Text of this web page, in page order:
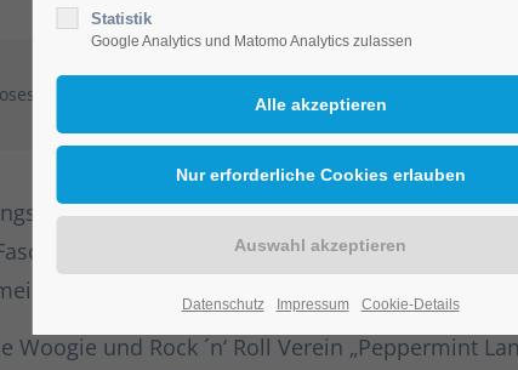
im Mehrzweckraum die Fetzen:
bevor der erste Showact auf
boten eine mitreißende Tanzeinlage und
und Rock ´n‘ Roll Verein „Peppermint
Statistik
Google Analytics und Matomo Analytics zulassen
Datenschutz Impressum Cookie-Details